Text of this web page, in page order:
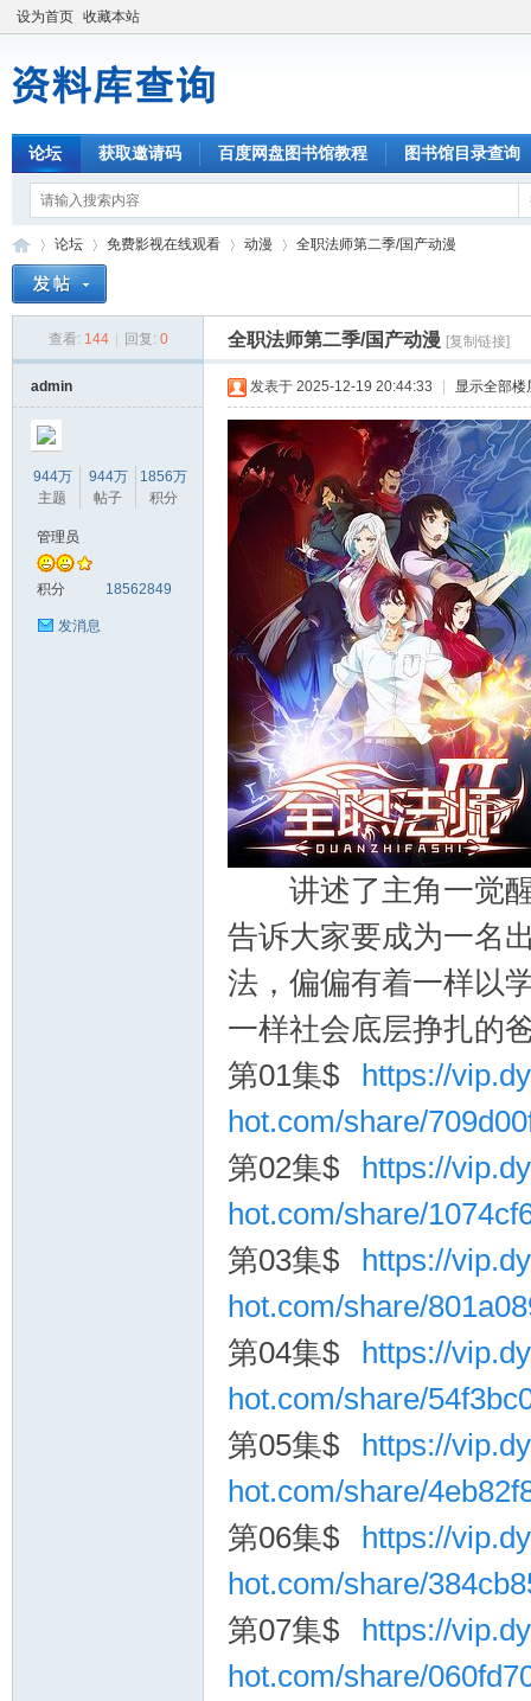
设为首页 收藏本站
论坛 获取邀请码 百度网盘图书馆教程 图书馆目录查询
论坛
›
免费影视在线观看 动漫
›
全职法师第二季/国产动漫
查看: 144 回复: 0 全职法师第二季/国产动漫 [复制链接]
admin
944万
主题
944万
帖子
1856万
积分
管理员
积分 18562849
发消息
发表于 2025-12-19 20:44:33 显示全部楼
讲述了主角一觉醒
告诉大家要成为一名
法，偏偏有着一样以
一样社会底层挣扎的
第01集$
https://
hot.com/share/
第02集$
https://
hot.com/share/
第03集$
https://
hot.com/share/
第04集$
https://
hot.com/share/
第05集$
https://
hot.com/share/
第06集$
https://
hot.com/share/
第07集$
https://
hot.com/share/